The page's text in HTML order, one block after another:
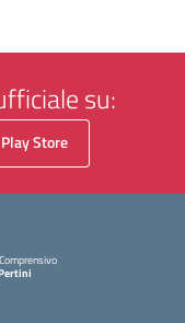
su:
Play Store